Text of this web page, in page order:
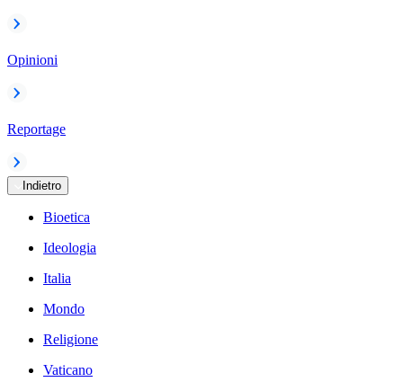
Opinioni
Reportage
Indietro
Bioetica
Ideologia
Italia
Mondo
Religione
Vaticano